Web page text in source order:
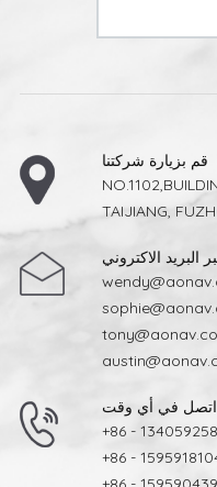
قم بزيارة شركتنا
TAIJIANG,
البريد الاكتروني
اتصل في أي وقت
+86 -
+86 -